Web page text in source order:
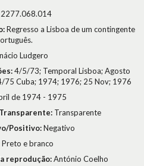
Regresso a Lisboa de um contingente
Ludgero
4/5/73; Temporal Lisboa; Agosto
75 Cuba; 1974; 1976; 25 Nov; 1976
de 1974 - 1975
Transparente
Positivo:Negativo
Preto e branco
reprodução:António Coelho